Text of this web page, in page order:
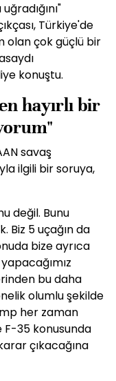
Türkiye'de
olan çok güçlü bir
konuştu.
hayırlı bir
savaş
ilgili bir soruya,
değil. Bunu
Biz 5 uçağın da
bize ayrıca
bu daha
olumlu şekilde
her zaman
F-35 konusunda
çıkacağına